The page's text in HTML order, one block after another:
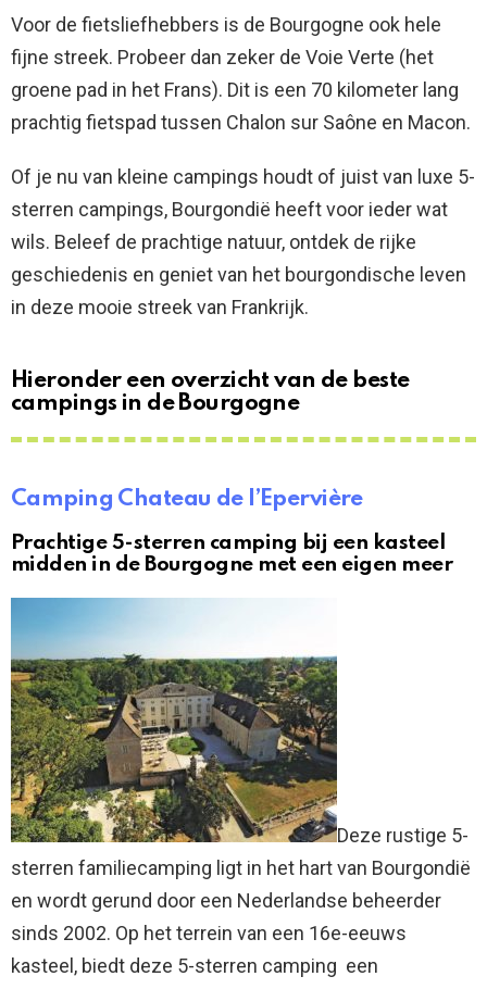
Voor de fietsliefhebbers is de Bourgogne ook hele
fijne streek. Probeer dan zeker de Voie Verte (het
groene pad in het Frans). Dit is een 70 kilometer lang
prachtig fietspad tussen Chalon sur Saône en Macon.
Of je nu van kleine campings houdt of juist van luxe 5-
sterren campings, Bourgondië heeft voor ieder wat
wils. Beleef de prachtige natuur, ontdek de rijke
geschiedenis en geniet van het bourgondische leven
in deze mooie streek van Frankrijk.
Hieronder een overzicht van de beste
campings in de Bourgogne
Camping Chateau de l’Epervière
Prachtige 5-sterren camping bij een kasteel
midden in de Bourgogne met een eigen meer
Deze rustige 5-
sterren familiecamping ligt in het hart van Bourgondië
en wordt gerund door een Nederlandse beheerder
sinds 2002. Op het terrein van een 16e-eeuws
kasteel, biedt deze 5-sterren camping een